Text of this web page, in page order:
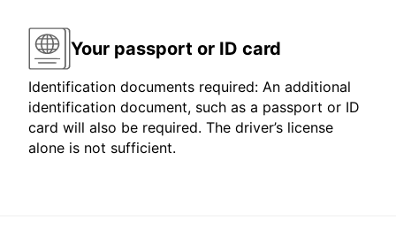
Your passport or ID card
Identification documents required: An additional
identification document, such as a passport or ID
card will also be required. The driver’s license
alone is not sufficient.